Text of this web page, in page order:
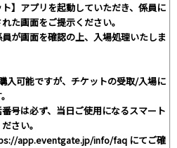
】アプリを起動していただき、係員に
た画面をご提示ください。
が画面を確認の上、入場処理いたしま
入可能ですが、チケットの受取/入場に
号は必ず、当日ご使用になるスマート
さい。
app.eventgate.jp/info/faq にてご確